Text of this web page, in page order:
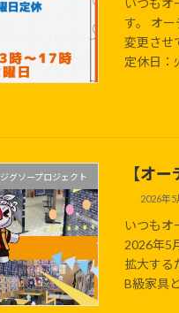
す。 オ
変更させ
定休日：
ジグソープロジェクト 【オ
2026年5
いつもオ
2026年5
拡大する
B級家具